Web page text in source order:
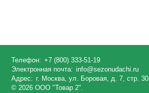
Телефон: +7 (800) 333-51-19
Электронная почта: info@sezonudachi.ru
Адрес: г. Москва, ул. Боровая, д. 7, стр. 30
© 2026 ООО "Товар 2".